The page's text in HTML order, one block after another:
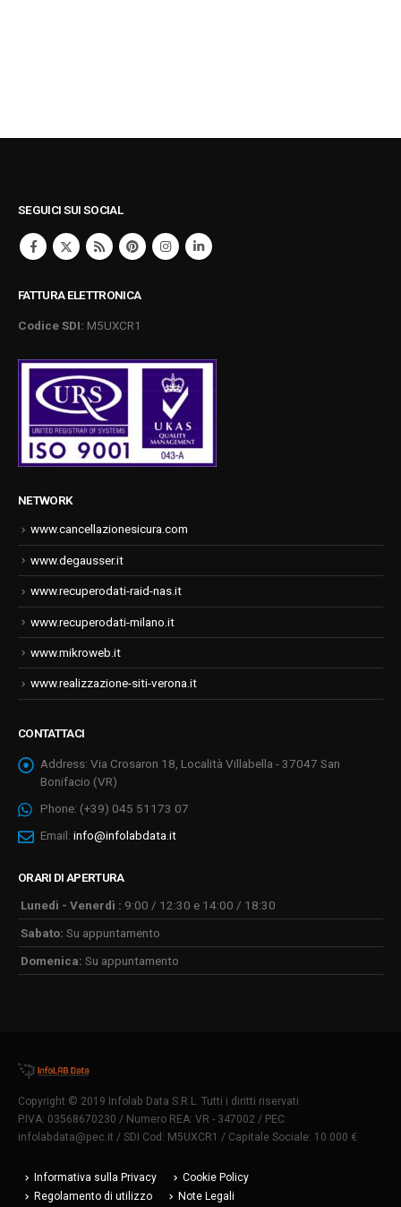
SEGUICI SUI SOCIAL
FATTURA ELETTRONICA
Codice SDI: M5UXCR1
NETWORK
www.cancellazionesicura.com
www.degausser.it
www.recuperodati-raid-nas.it
www.recuperodati-milano.it
www.mikroweb.it
www.realizzazione-siti-verona.it
CONTATTACI
Address: Via Crosaron 18, Località Villabella - 37047 San
Bonifacio (VR)
Phone: (+39) 045 51173 07
Email: info@infolabdata.it
ORARI DI APERTURA
Lunedì - Venerdì : 9:00 / 12:30 e 14:00 / 18:30
Sabato: Su appuntamento
Domenica: Su appuntamento
Copyright © 2019 Infolab Data S.R.L. Tutti i diritti riservati
P.IVA: 03568670230 / Numero REA: VR - 347002 / PEC:
infolabdata@pec.it / SDI Cod: M5UXCR1 / Capitale Sociale: 10.000 €
Informativa sulla Privacy
Cookie Policy
Regolamento di utilizzo
Note Legali